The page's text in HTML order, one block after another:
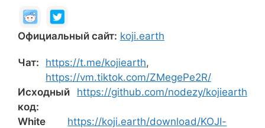
Официальный сайт: koji.earth
Чат: https://t.me/kojiearth,
https://vm.tiktok.com/ZMegePe2R/
Исходный
код:
https://github.com/nodezy/kojiearth
White
https://koji.earth/download/KOJI-